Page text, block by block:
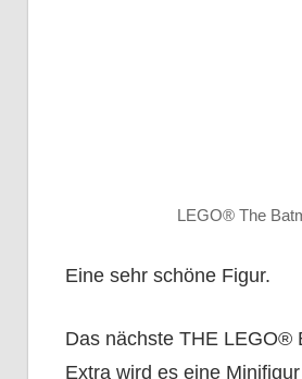
LEGO® The
Eine sehr schöne Figur.
Das nächste THE LEGO®
Extra wird es eine